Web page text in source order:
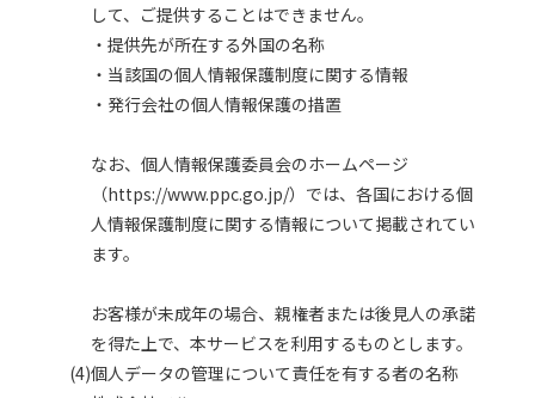
して、ご提供することはできません。
・提供先が所在する外国の名称
・当該国の個人情報保護制度に関する情報
・発行会社の個人情報保護の措置
なお、個人情報保護委員会のホームページ
（https://www.ppc.go.jp/）では、各国における個
人情報保護制度に関する情報について掲載されてい
ます。
お客様が未成年の場合、親権者または後見人の承諾
を得た上で、本サービスを利用するものとします。
(4)個人データの管理について責任を有する者の名称